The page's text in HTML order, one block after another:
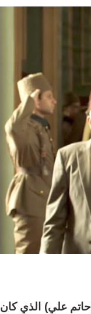
علي) الذي كان